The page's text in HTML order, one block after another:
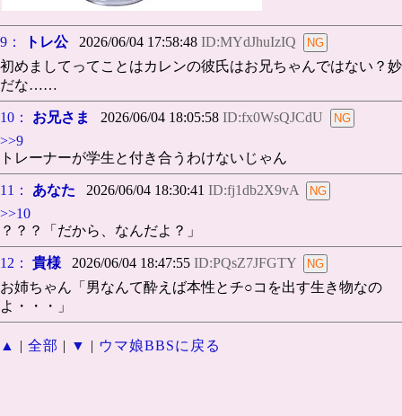
9： トレ公2026/06/04 17:58:48 ID:MYdJhuIzIQ
初めましてってことはカレンの彼氏はお兄ちゃんではない？妙
だな……
10： お兄さま 2026/06/04 18:05:58 ID:fx0WsQJCdU
>>9
トレーナーが学生と付き合うわけないじゃん
11： あなた 2026/06/04 18:30:41 ID:fj1db2X9vA
>>10
？？？「だから、なんだよ？」
12： 貴様 2026/06/04 18:47:55 ID:PQsZ7JFGTY
お姉ちゃん「男なんて酔えば本性とチ○コを出す生き物なの
よ・・・」
▲ | 全部 | ▼ | ウマ娘BBSに戻る